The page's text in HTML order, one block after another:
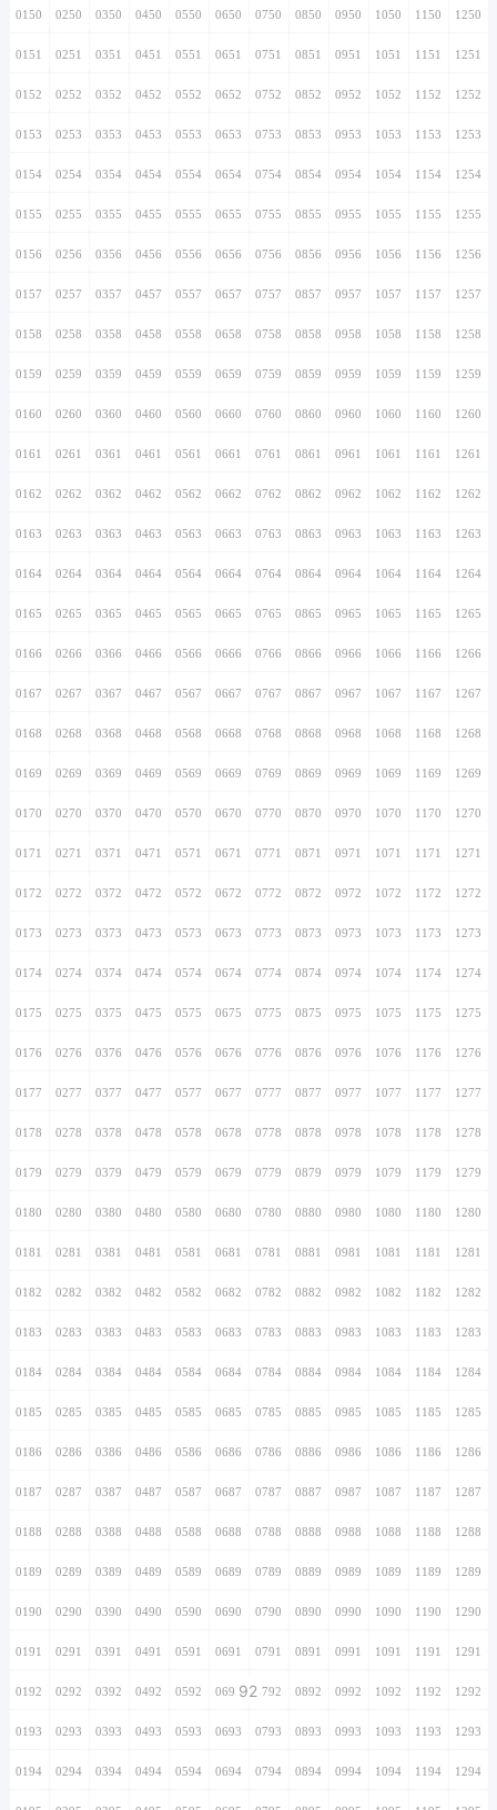
0150 0250 0350 0450 0550 0650 0750 0850 0950 1050 1150 1250
0151 0251 0351 0451 0551 0651 0751 0851 0951 1051 1151 1251
0152 0252 0352 0452 0552 0652 0752 0852 0952 1052 1152 1252
0153 0253 0353 0453 0553 0653 0753 0853 0953 1053 1153 1253
0154 0254 0354 0454 0554 0654 0754 0854 0954 1054 1154 1254
0155 0255 0355 0455 0555 0655 0755 0855 0955 1055 1155 1255
0156 0256 0356 0456 0556 0656 0756 0856 0956 1056 1156 1256
0157 0257 0357 0457 0557 0657 0757 0857 0957 1057 1157 1257
0158 0258 0358 0458 0558 0658 0758 0858 0958 1058 1158 1258
0159 0259 0359 0459 0559 0659 0759 0859 0959 1059 1159 1259
0160 0260 0360 0460 0560 0660 0760 0860 0960 1060 1160 1260
0161 0261 0361 0461 0561 0661 0761 0861 0961 1061 1161 1261
0162 0262 0362 0462 0562 0662 0762 0862 0962 1062 1162 1262
0163 0263 0363 0463 0563 0663 0763 0863 0963 1063 1163 1263
0164 0264 0364 0464 0564 0664 0764 0864 0964 1064 1164 1264
0165 0265 0365 0465 0565 0665 0765 0865 0965 1065 1165 1265
0166 0266 0366 0466 0566 0666 0766 0866 0966 1066 1166 1266
0167 0267 0367 0467 0567 0667 0767 0867 0967 1067 1167 1267
0168 0268 0368 0468 0568 0668 0768 0868 0968 1068 1168 1268
0169 0269 0369 0469 0569 0669 0769 0869 0969 1069 1169 1269
0170 0270 0370 0470 0570 0670 0770 0870 0970 1070 1170 1270
0171 0271 0371 0471 0571 0671 0771 0871 0971 1071 1171 1271
0172 0272 0372 0472 0572 0672 0772 0872 0972 1072 1172 1272
0173 0273 0373 0473 0573 0673 0773 0873 0973 1073 1173 1273
0174 0274 0374 0474 0574 0674 0774 0874 0974 1074 1174 1274
0175 0275 0375 0475 0575 0675 0775 0875 0975 1075 1175 1275
0176 0276 0376 0476 0576 0676 0776 0876 0976 1076 1176 1276
0177 0277 0377 0477 0577 0677 0777 0877 0977 1077 1177 1277
0178 0278 0378 0478 0578 0678 0778 0878 0978 1078 1178 1278
0179 0279 0379 0479 0579 0679 0779 0879 0979 1079 1179 1279
0180 0280 0380 0480 0580 0680 0780 0880 0980 1080 1180 1280
0181 0281 0381 0481 0581 0681 0781 0881 0981 1081 1181 1281
0182 0282 0382 0482 0582 0682 0782 0882 0982 1082 1182 1282
0183 0283 0383 0483 0583 0683 0783 0883 0983 1083 1183 1283
0184 0284 0384 0484 0584 0684 0784 0884 0984 1084 1184 1284
0185 0285 0385 0485 0585 0685 0785 0885 0985 1085 1185 1285
0186 0286 0386 0486 0586 0686 0786 0886 0986 1086 1186 1286
0187 0287 0387 0487 0587 0687 0787 0887 0987 1087 1187 1287
0188 0288 0388 0488 0588 0688 0788 0888 0988 1088 1188 1288
0189 0289 0389 0489 0589 0689 0789 0889 0989 1089 1189 1289
0190 0290 0390 0490 0590 0690 0790 0890 0990 1090 1190 1290
0191 0291 0391 0491 0591 0691 0791 0891 0991 1091 1191 1291
0192 0292 0392 0492 0592 0692920792 0892 0992 1092 1192 1292
0193 0293 0393 0493 0593 0693 0793 0893 0993 1093 1193 1293
0194 0294 0394 0494 0594 0694 0794 0894 0994 1094 1194 1294